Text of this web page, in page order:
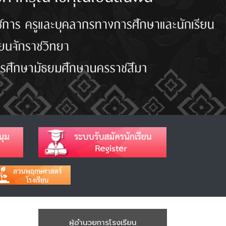
ผู้อำนวยการโรงเรียน